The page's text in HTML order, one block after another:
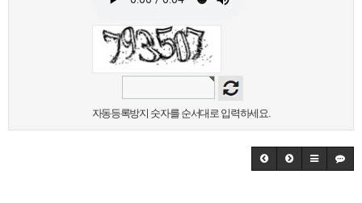
자동등록방지 숫자를 순서대로 입력하세요.